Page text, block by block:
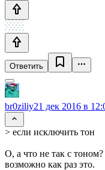
Ответить
br0ziliy21 дек 2016 в
> если исключить тон
О, а что не так с
возможно как раз это.